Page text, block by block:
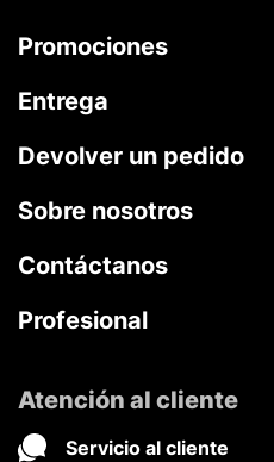
Promociones
Entrega
Devolver un pedido
Sobre nosotros
Contáctanos
Profesional
Atención al cliente
Servicio al cliente